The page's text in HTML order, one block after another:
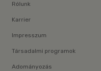
Rólunk
Karrier
Impresszum
Társadalmi programok
Adományozás